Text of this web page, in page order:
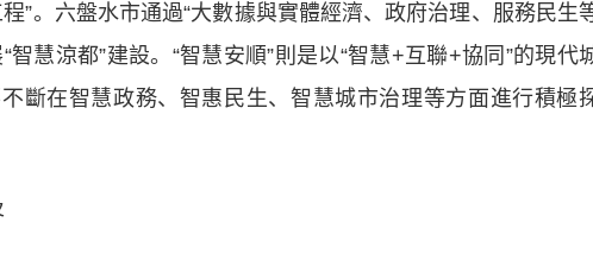
”。六盤水市通過“大數據與實體經濟、政府治理、服務民生
慧涼都”建設。“智慧安順”則是以“智慧+互聯+協同”的現代
斷在智慧政務、智惠民生、智慧城市治理等方面進行積極